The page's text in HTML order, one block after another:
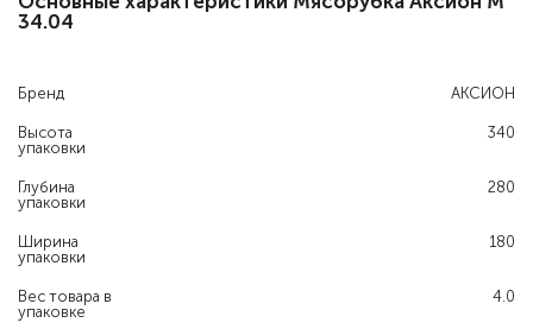
34.04
Бренд АКСИОН
Высота
упаковки
340
Глубина
упаковки
280
Ширина
упаковки
180
Вес товара в
упаковке
4.0